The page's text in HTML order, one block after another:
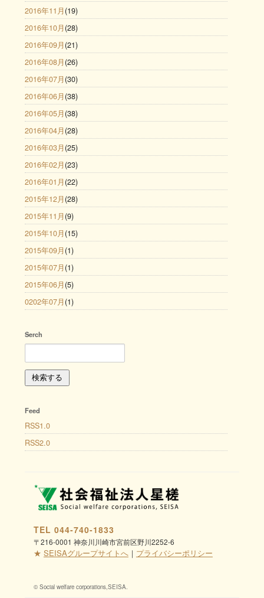
2016年11月 (19)
2016年10月 (28)
2016年09月 (21)
2016年08月 (26)
2016年07月 (30)
2016年06月 (38)
2016年05月 (38)
2016年04月 (28)
2016年03月 (25)
2016年02月 (23)
2016年01月 (22)
2015年12月 (28)
2015年11月 (9)
2015年10月 (15)
2015年09月 (1)
2015年07月 (1)
2015年06月 (5)
0202年07月 (1)
Serch
Feed
RSS1.0
RSS2.0
TEL 044-740-1833
〒216-0001 神奈川川崎市宮前区野川2252-6
★ SEISAグループサイトへ｜ プライバシーポリシー
© Social welfare corporations,SEISA.